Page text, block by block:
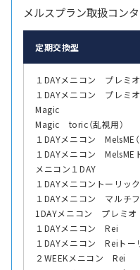
メルスプラン取扱コン
定期交換型
１DAYメニコン プレミオ
１DAYメニコン プレミ
Magic
Magic toric（乱視用）
１DAYメニコン MelsME
１DAYメニコン MelsME
メニコン１DAY
１DAYメニコントーリック
１DAYメニコン マルチ
1DAYメニコン プレミ
１DAYメニコン Rei
１DAYメニコン Reiトー
２WEEKメニコン Rei